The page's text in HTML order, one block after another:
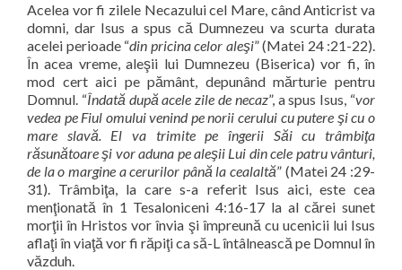
Acelea vor fi zilele Necazului cel Mare, când Anticrist va
domni, dar Isus a spus că Dumnezeu va scurta durata
acelei perioade “din pricina celor aleşi” (Matei 24 :21-22).
În acea vreme, aleşii lui Dumnezeu (Biserica) vor fi, în
mod cert aici pe pământ, depunând mărturie pentru
Domnul. “Îndată după acele zile de necaz”, a spus Isus, “vor
vedea pe Fiul omului venind pe norii cerului cu putere şi cu o
mare slavă. El va trimite pe îngerii Săi cu trâmbiţa
răsunătoare şi vor aduna pe aleşii Lui din cele patru vânturi,
de la o margine a cerurilor până la cealaltă” (Matei 24 :29-
31). Trâmbiţa, la care s-a referit Isus aici, este cea
menţionată în 1 Tesaloniceni 4:16-17 la al cărei sunet
morţii în Hristos vor învia şi împreună cu ucenicii lui Isus
aflaţi în viaţă vor fi răpiţi ca să-L întâlnească pe Domnul în
văzduh.